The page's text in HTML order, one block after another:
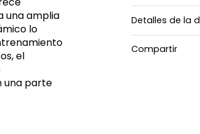
Detalles de la
Compartir
una amplia
lo
el
una parte